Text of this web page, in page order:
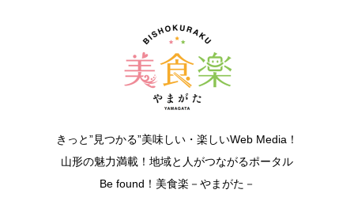
きっと”見つかる”美味しい・楽しいWeb Media！
山形の魅力満載！地域と人がつながるポータル
Be found！美食楽－やまがた－